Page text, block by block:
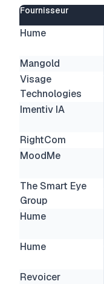
Fournisseur
Hume
Mangold
Visage
Technologies
Imentiv IA
RightCom
MoodMe
The Smart Eye
Group
Hume
Hume
Revoicer